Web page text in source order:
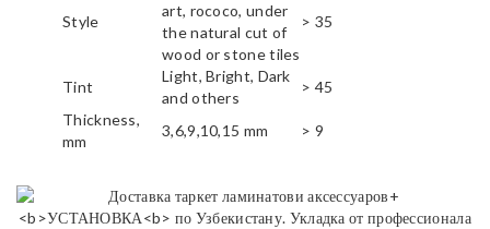
Style
art, rococo, under
the natural cut of
wood or stone tiles
> 35
Tint
Light, Bright, Dark
and others
> 45
Thickness,
mm
3,6,9,10,15 mm > 9